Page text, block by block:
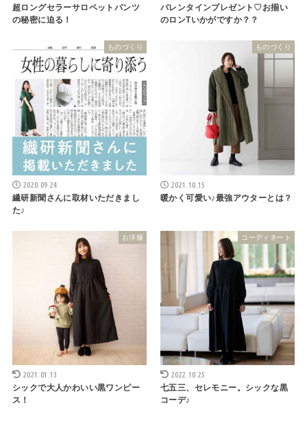
超ロングセラーサロペットパンツ
の秘密に迫る！
バレンタインプレゼント♡お揃い
のロンTいかがですか？？
ものづくり
2020.09.24
繊研新聞さんに取材いただきまし
た♪
ものづくり
2021.10.15
暖かく可愛い♪最強アウターとは？
お洋服
2021.01.13
シックで大人かわいい黒ワンピー
ス！
コーディネート
2022.10.25
七五三、セレモニー。シックな黒
コーデ♪